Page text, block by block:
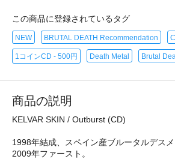
この商品に登録されているタグ
NEW BRUTAL DEATH Recommendation
1コインCD - 500円 Death Metal Brutal
商品の説明
KELVAR SKIN / Outburst (CD)
1998年結成、スペイン産ブルータルデスメ
2009年ファースト。